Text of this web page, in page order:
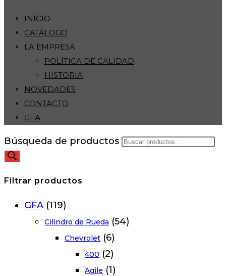
INICIO
CATÁLOGO
LA EMPRESA
POLÍTICA DE CALIDAD
HISTORIA
NOVEDADES
CONTACTO
GFA
Búsqueda de productos
Filtrar productos
GFA (119)
Cilindro de Rueda (54)
Chevrolet (6)
400 (2)
Agile (1)